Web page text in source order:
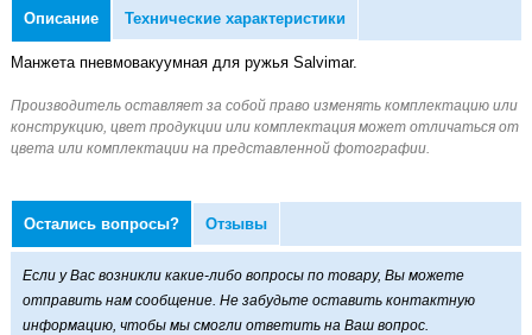
Описание Технические характеристики
Манжета пневмовакуумная для ружья Salvimar.
Остались вопросы? Отзывы
Если у Вас возникли какие-либо вопросы по товару, Вы можете
отправить нам сообщение. Не забудьте оставить контактную
информацию, чтобы мы смогли ответить на Ваш вопрос.